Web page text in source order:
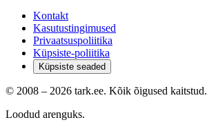
Kontakt
Kasutustingimused
Privaatsuspoliitika
Küpsiste-poliitika
Küpsiste seaded
© 2008 – 2026 tark.ee. Kõik õigused kaitstud.
Loodud arenguks.